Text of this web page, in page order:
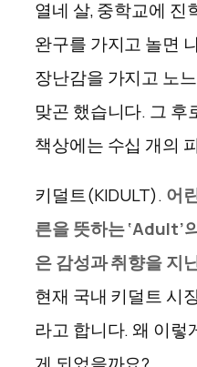
열네 살,중학교에 진
완구를 가지고 놀면
장난감을 가지고 노
맞곤 했습니다. 그 후
책상에는 수십 개의
키덜트(KIDULT). 어
른을 뜻하는‘Adult’
은 감성과 취향을 지
현재 국내 키덜트 시
라고 합니다. 왜 이렇